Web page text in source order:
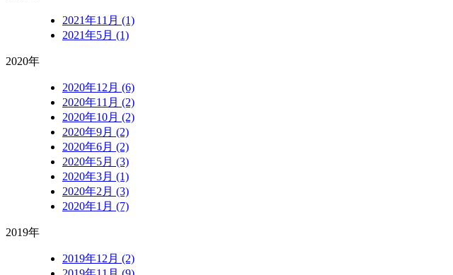
2021年11月 (1)
2021年5月 (1)
2020年
2020年12月 (6)
2020年11月 (2)
2020年10月 (2)
2020年9月 (2)
2020年6月 (2)
2020年5月 (3)
2020年3月 (1)
2020年2月 (3)
2020年1月 (7)
2019年
2019年12月 (2)